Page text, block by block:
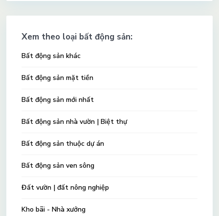
Xem theo loại bất động sản:
Bất động sản khác
Bất động sản mặt tiền
Bất động sản mới nhất
Bất động sản nhà vườn | Biệt thự
Bất động sản thuộc dự án
Bất động sản ven sông
Đất vườn | đất nông nghiệp
Kho bãi - Nhà xưởng